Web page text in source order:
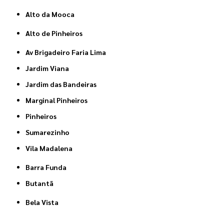
Alto da Mooca
Alto de Pinheiros
Av Brigadeiro Faria Lima
Jardim Viana
Jardim das Bandeiras
Marginal Pinheiros
Pinheiros
Sumarezinho
Vila Madalena
Barra Funda
Butantã
Bela Vista